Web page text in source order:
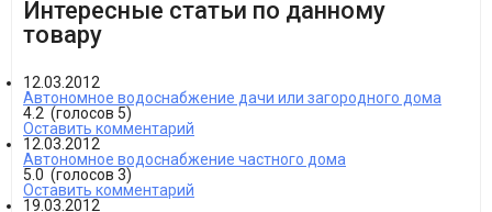
Интересные статьи по данному
товару
12.03.2012
Автономное водоснабжение дачи или загородного дома
4.2 (голосов 5)
Оставить комментарий
12.03.2012
Автономное водоснабжение частного дома
5.0 (голосов 3)
Оставить комментарий
19.03.2012